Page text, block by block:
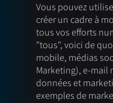
Vous pouvez
créer un cadre à
tous vos efforts
"tous", voici de
mobile, médias
Marketing), e-mail
données et
exemples de